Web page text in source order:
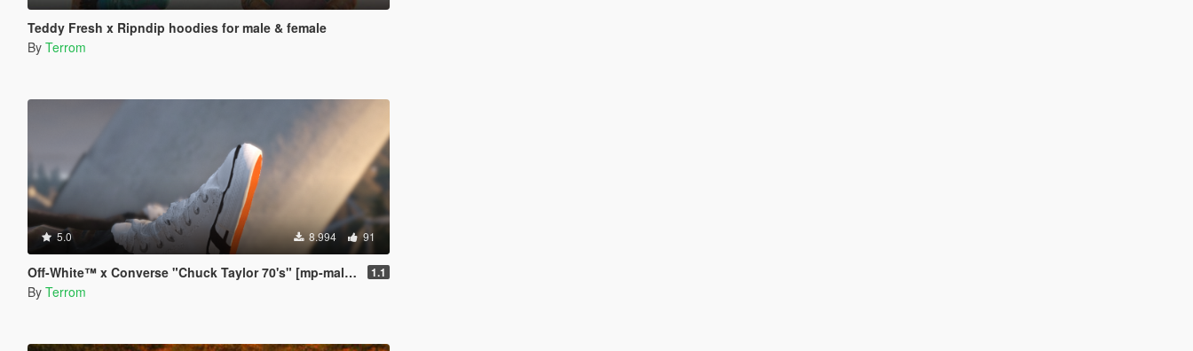
Teddy Fresh x Ripndip hoodies for male & female
By Terrom
5.0 8.994 91
Off-White™ x Converse "Chuck Taylor 70's" [mp-male & female] (replace) 1.1
By Terrom